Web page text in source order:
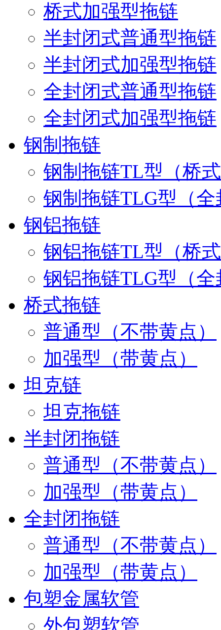
桥式加强型拖链
半封闭式普通型拖链
半封闭式加强型拖链
全封闭式普通型拖链
全封闭式加强型拖链
钢制拖链
钢制拖链TL型（桥
钢制拖链TLG型（全
钢铝拖链
钢铝拖链TL型（桥
钢铝拖链TLG型（全
桥式拖链
普通型（不带黄点）
加强型（带黄点）
坦克链
坦克拖链
半封闭拖链
普通型（不带黄点）
加强型（带黄点）
全封闭拖链
普通型（不带黄点）
加强型（带黄点）
包塑金属软管
外包塑软管